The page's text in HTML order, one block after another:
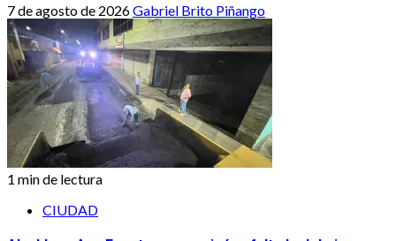
7 de agosto de 2026Gabriel Brito Piñango
1 min de lectura
CIUDAD